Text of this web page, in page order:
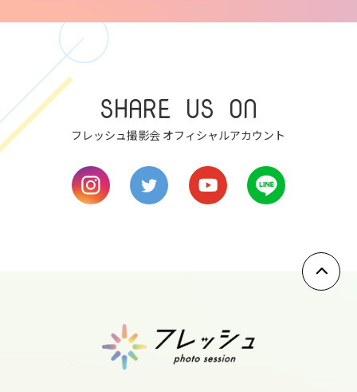
fri
7
sat
sun
SHARE US ON
フレッシュ撮影会 オフィシャルアカウント